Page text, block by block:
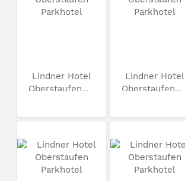
Lindner Hotel
Oberstaufen...
Lindner Hotel
Oberstaufen...